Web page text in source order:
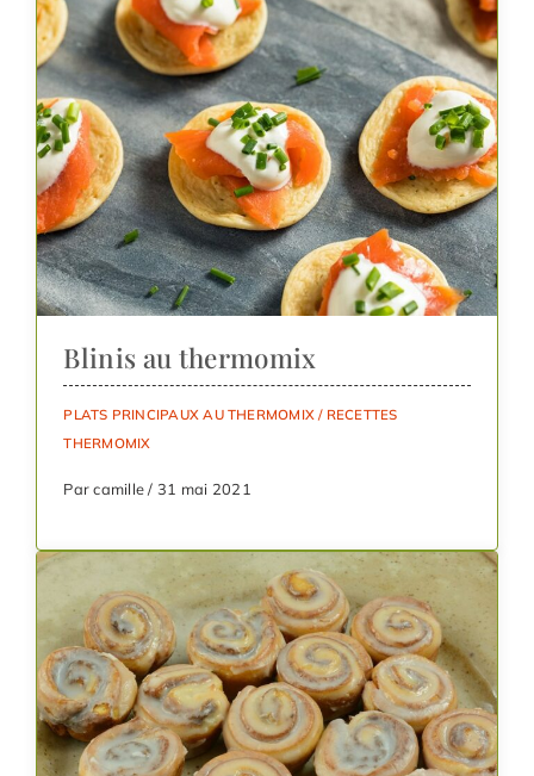
Blinis au thermomix
PLATS PRINCIPAUX AU THERMOMIX / RECETTES
THERMOMIX
Par camille / 31 mai 2021